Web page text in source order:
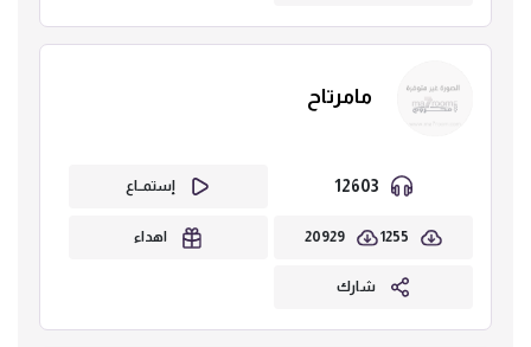
مامرتاح
إستمــاع
1255
20929 اهداء
شارك